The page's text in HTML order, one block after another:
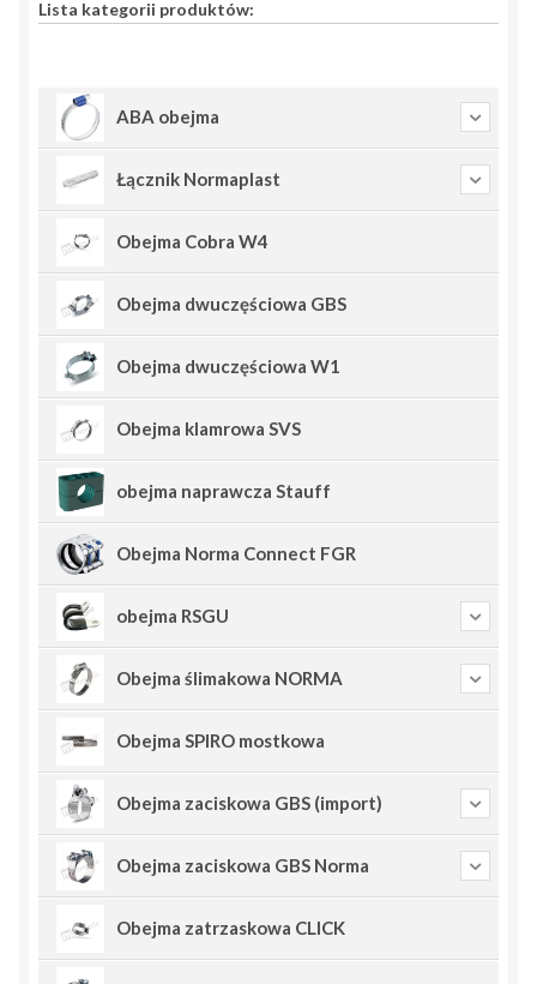
Lista kategorii produktów:
ABA obejma
Łącznik Normaplast
Obejma Cobra W4
Obejma dwuczęściowa GBS
Obejma dwuczęściowa W1
Obejma klamrowa SVS
obejma naprawcza Stauff
Obejma Norma Connect FGR
obejma RSGU
Obejma ślimakowa NORMA
Obejma SPIRO mostkowa
Obejma zaciskowa GBS (import)
Obejma zaciskowa GBS Norma
Obejma zatrzaskowa CLICK